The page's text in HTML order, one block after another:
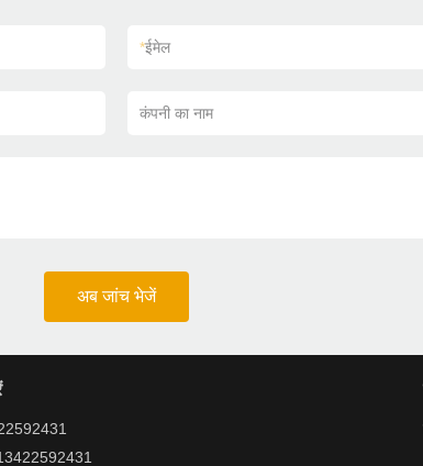
*ईमेल
कंपनी का नाम
अब जांच भेजें